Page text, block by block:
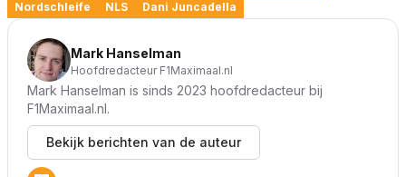
Nordschleife
NLS Dani Juncadella
Mark Hanselman
Hoofdredacteur F1Maximaal.nl
Mark Hanselman is sinds 2023 hoofdredacteur bij
F1Maximaal.nl.
Bekijk berichten van de auteur